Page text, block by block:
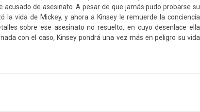
acusado de asesinato. A pesar de que jamás pudo probarse su
la vida de Mickey, y ahora a Kinsey le remuerde la conciencia
sobre ese asesinato no resuelto, en cuyo desenlace ella
con el caso, Kinsey pondrá una vez más en peligro su vida